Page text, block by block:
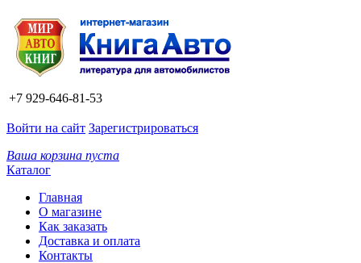
+7 929-646-81-53
Войти на сайт Зарегистрироваться
Ваша корзина пуста
Каталог
Главная
О магазине
Как заказать
Доставка и оплата
Контакты